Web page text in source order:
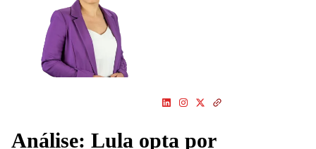
Análise: Lula opta por